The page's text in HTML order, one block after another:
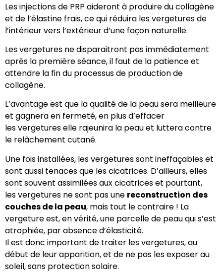
Les injections de PRP aideront à produire du collagène
et de l’élastine frais, ce qui réduira les vergetures de
l’intérieur vers l’extérieur d’une façon naturelle.
Les vergetures ne disparaitront pas immédiatement
après la première séance, il faut de la patience et
attendre la fin du processus de production de
collagène.
L’avantage est que la qualité de la peau sera meilleure
et gagnera en fermeté, en plus d’effacer
les vergetures elle rajeunira la peau et luttera contre
le relâchement cutané.
Une fois installées, les vergetures sont ineffaçables et
sont aussi tenaces que les cicatrices. D’ailleurs, elles
sont souvent assimilées aux cicatrices et pourtant,
les vergetures ne sont pas une reconstruction des
couches de la peau, mais tout le contraire ! La
vergeture est, en vérité, une parcelle de peau qui s’est
atrophiée, par absence d’élasticité.
Il est donc important de traiter les vergetures, au
début de leur apparition, et de ne pas les exposer au
soleil, sans protection solaire.